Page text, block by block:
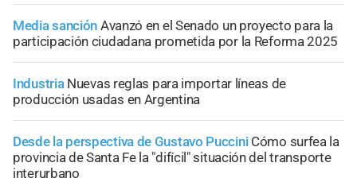
Media sanción Avanzó en el Senado un proyecto para la
participación ciudadana prometida por la Reforma 2025
Industria Nuevas reglas para importar líneas de
producción usadas en Argentina
Desde la perspectiva de Gustavo Puccini Cómo surfea la
provincia de Santa Fe la "difícil" situación del transporte
interurbano